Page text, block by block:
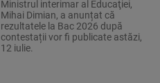
Ministrul interimar al Educaţiei,
Mihai Dimian, a anunțat că
rezultatele la Bac 2026 după
contestații vor fi publicate astăzi,
12 iulie.